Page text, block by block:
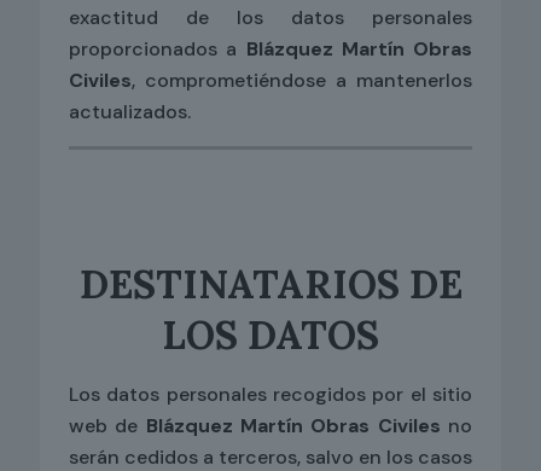
exactitud de los datos personales
proporcionados a Blázquez Martín Obras
Civiles, comprometiéndose a mantenerlos
actualizados.
DESTINATARIOS DE
LOS DATOS
Los datos personales recogidos por el sitio
web de Blázquez Martín Obras Civiles no
serán cedidos a terceros, salvo en los casos